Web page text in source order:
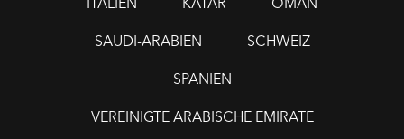
SAUDI-ARABIEN SCHWEIZ
SPANIEN
VEREINIGTE ARABISCHE EMIRATE